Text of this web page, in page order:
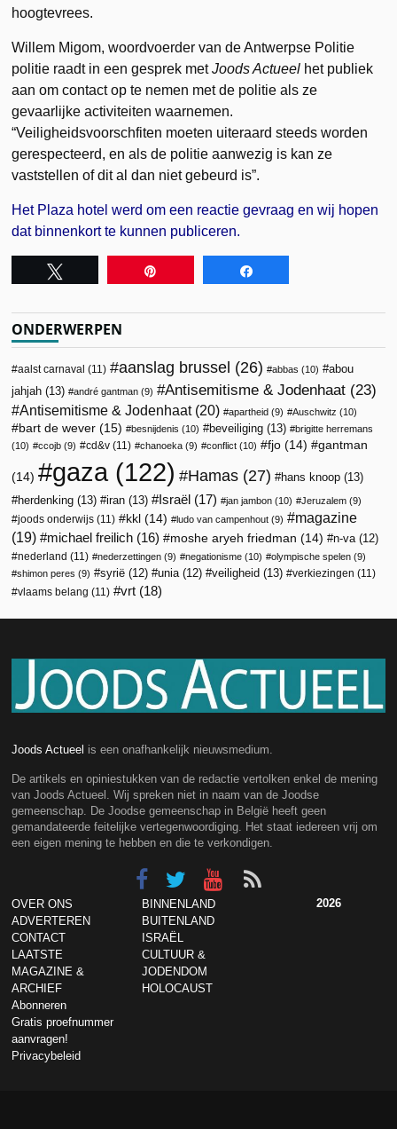
hoogtevrees.
Willem Migom, woordvoerder van de Antwerpse Politie
politie raadt in een gesprek metJoods Actueel het publiek
aan om contact op te nemen met de politie als ze
gevaarlijke activiteiten waarnemen.
“Veiligheidsvoorschfiten moeten uiteraard steeds worden
gerespecteerd, en als de politie aanwezig is kan ze
vaststellen of dit al dan niet gebeurd is”.
Het Plaza hotel werd om een reactie gevraag en wij hopen
dat binnenkort te kunnen publiceren.
ONDERWERPEN
aalst carnaval (11) aanslag brussel (26) abbas (10)
abou
jahjah (13) andré gantman (9) Antisemitisme & Jodenhaat (23)
Antisemitisme & Jodenhaat(20) apartheid (9) Auschwitz (10)
bart de wever (15) besnijdenis (10) beveiliging (13)
brigitte herremans
(10)
ccojb (9) cd&v (11) chanoeka (9) conflict (10) fjo (14) gantman
(14) gaza(122) Hamas (27) hans knoop (13)
herdenking (13) iran (13) Israël (17) jan jambon (10) Jeruzalem (9)
joods onderwijs (11) kkl (14) ludo van campenhout (9)
magazine
(19)
michael freilich (16) moshe aryeh friedman (14) n-va(12)
nederland (11) nederzettingen (9) negationisme (10) olympische spelen (9)
shimon peres (9) syrië (12) unia(12) veiligheid (13) verkiezingen (11)
vlaams belang (11) vrt (18)
Joods Actueel is een onafhankelijk nieuwsmedium.
De artikels en opiniestukken van de redactie vertolken enkel de mening
van Joods Actueel. Wij spreken niet in naam van de Joodse
gemeenschap. De Joodse gemeenschap in België heeft geen
gemandateerde feitelijke vertegenwoordiging. Het staat iedereen vrij om
een eigen mening te hebben en die te verkondigen.
OVER ONS
ADVERTEREN
CONTACT
LAATSTE
MAGAZINE &
ARCHIEF
Abonneren
Gratis proefnummer
aanvragen!
Privacybeleid
BINNENLAND
BUITENLAND
ISRAËL
CULTUUR &
JODENDOM
HOLOCAUST
2026